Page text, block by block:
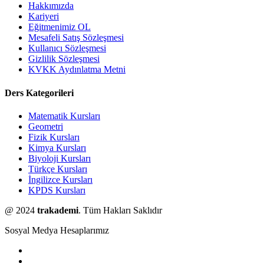
Hakkımızda
Kariyeri
Eğitmenimiz OL
Mesafeli Satış Sözleşmesi
Kullanıcı Sözleşmesi
Gizlilik Sözleşmesi
KVKK Aydınlatma Metni
Ders Kategorileri
Matematik Kursları
Geometri
Fizik Kursları
Kimya Kursları
Biyoloji Kursları
Türkçe Kursları
İngilizce Kursları
KPDS Kursları
@ 2024 trakademi. Tüm Hakları Saklıdır
Sosyal Medya Hesaplarımız